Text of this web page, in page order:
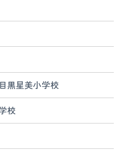
黒星美小学校
校